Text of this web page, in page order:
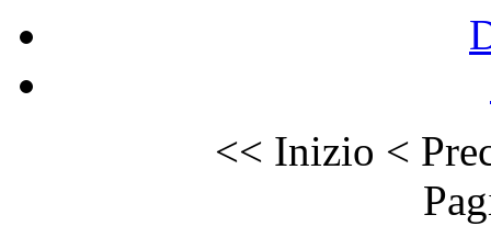
<< Inizio <